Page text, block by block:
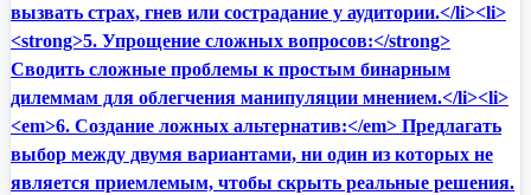
вызвать страх, гнев или сострадание у аудитории.</li><li>
<strong>5. Упрощение сложных вопросов:</strong>
Сводить сложные проблемы к простым бинарным
дилеммам для облегчения манипуляции мнением.</li><li>
<em>6. Создание ложных альтернатив:</em> Предлагать
выбор между двумя вариантами, ни один из которых не
является приемлемым, чтобы скрыть реальные решения.